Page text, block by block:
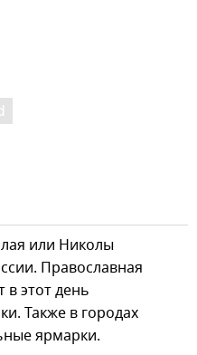
или Николы
Православная
в этот день
Также в городах
ярмарки.